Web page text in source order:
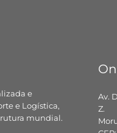
e
e Logística,
mundial.
Av.
Z.